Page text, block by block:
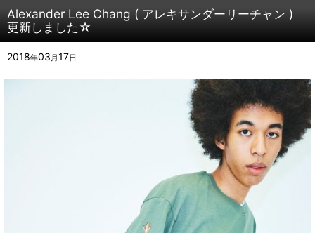
Alexander Lee Chang ( アレキサンダーリーチャン )
更新しました☆
2018年03 月17日